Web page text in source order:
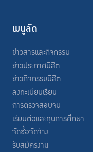
เมนูลัด
ข่าวสารและกิจกรรม
ข่าวประกาศนิสิต
ข่าวกิจกรรมนิสิต
ลงทะเบียนเรียน
การตรวจสอบจบ
เรียนต่อและทุนการศึกษา
จัดซื้อจัดจ้าง
รับสมัครงาน